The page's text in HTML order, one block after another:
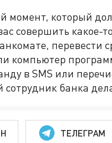
момент, который
совершить какое-
перевести
компьютер
в SMS или
банка
ТЕЛЕГРАМ